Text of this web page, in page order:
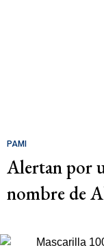
PAMI
Alertan por
nombre de